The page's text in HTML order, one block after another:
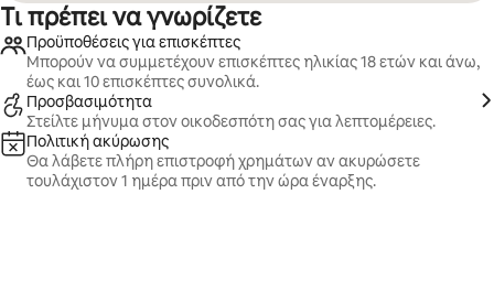
Τι πρέπει να γνωρίζετε
Προϋποθέσεις για επισκέπτες
Μπορούν να συμμετέχουν επισκέπτες ηλικίας 18 ετών και άνω,
έως και 10 επισκέπτες συνολικά.
Προσβασιμότητα
Στείλτε μήνυμα στον οικοδεσπότη σας για λεπτομέρειες.
Πολιτική ακύρωσης
Θα λάβετε πλήρη επιστροφή χρημάτων αν ακυρώσετε
τουλάχιστον 1 ημέρα πριν από την ώρα έναρξης.